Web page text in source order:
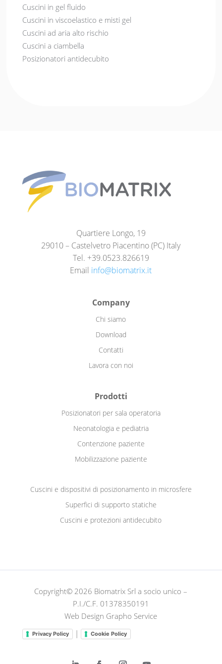
Cuscini in gel fluido
Cuscini in viscoelastico e misti gel
Cuscini ad aria alto rischio
Cuscini a ciambella
Posizionatori antidecubito
Quartiere Longo, 19
29010 – Castelvetro Piacentino (PC) Italy
Tel. +39.0523.826619
Email info@biomatrix.it
Company
Chi siamo
Download
Contatti
Lavora con noi
Prodotti
Posizionatori per sala operatoria
Neonatologia e pediatria
Contenzione paziente
Mobilizzazione paziente
Cuscini e dispositivi di posizionamento in microsfere
Superfici di supporto statiche
Cuscini e protezioni antidecubito
Copyright© 2026 Biomatrix Srl a socio unico –
P.I./C.F. 01378350191
Web Design Grapho Service
Privacy Policy | Cookie Policy